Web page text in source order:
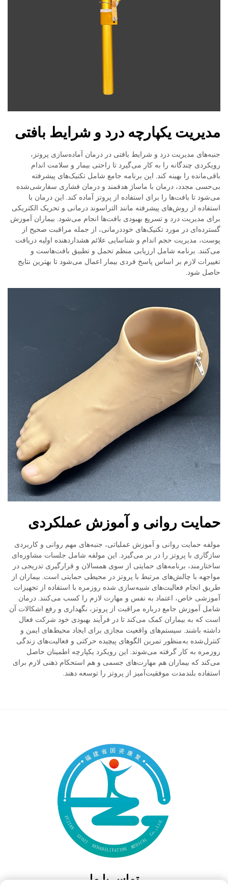
مدیریت یکپارچه درد و شرایط بافتی
جنبه‌های مدیریت درد و شرایط بافتی در درمان آماده‌سازی پروتز،
رویکردی چندگانه را به کار می‌گیرد تا راحتی بیمار و سلامت اندام
باقی‌مانده را بهینه کند. این برنامه جامع شامل تکنیک‌های پیشرفته
بی‌حسی مجدد، درمان با ماساژ هدفمند و درمان فشاری سفارشی‌شده
می‌شود تا بافت‌ها را برای استفاده از پروتز آماده کند. این درمان با
استفاده از روش‌های پیشرفته مانند التراسوند درمانی و تحریک الکتریکی
برای مدیریت درد و تسریع بهبودی بافت‌ها انجام می‌شود. بیماران آموزش
گسترده‌ای در مورد تکنیک‌های خوددرمانی، از جمله مراقبت صحیح از
پوست، مدیریت حجم اندام و شناسایی علائم هشداردهنده اولیه دریافت
می‌کنند. برنامه شامل ارزیابی منظم تحمل و تطبیق بافت‌هاست و
تغییرات لازم بر اساس پاسخ فردی بیمار اعمال می‌شود تا بهترین نتایج
حاصل شود.
حمایت روانی و آموزش عملکردی
مولفه حمایت روانی و آموزش عملیاتی، جنبه‌های مهم روانی و کاربردی
سازگاری با پروتز را در بر می‌گیرد. این مولفه شامل جلسات مشاوره‌ای
ساختارمند، برنامه‌های حمایتی از سوی همسالان و قرارگیری تدریجی در
مواجهه با چالش‌های مرتبط با پروتز در محیطی حمایتی است. بیماران از
طریق انجام فعالیت‌های شبیه‌سازی شده روزمره با استفاده از تجهیزات
آموزشی خاص، اعتماد به نفس و مهارت لازم را کسب می‌کنند. درمان
شامل آموزش جامع درباره مراقبت از پروتز، نگهداری و رفع اشکالات آن
است که به بیماران کمک می‌کند تا در فرآیند بهبودی خود شرکت فعال
داشته باشند. سیستم‌های واقعیت مجازی برای ایجاد محیط‌های ایمن و
کنترل‌شده به‌منظور تمرین الگوهای پیچیده حرکتی و فعالیت‌های زندگی
روزمره به کار گرفته می‌شوند. این رویکرد یکپارچه اطمینان حاصل
می‌کند که بیماران هم مهارت‌های جسمی و هم استحکام ذهنی لازم برای
استفاده بلندمدت موفقیت‌آمیز از پروتز را توسعه دهند.
تماس با ما